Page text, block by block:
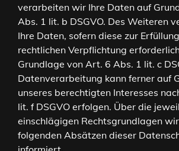
verarbeiten wir Ihre Daten auf
Abs. 1 lit. b DSGVO. Des Weiteren
Ihre Daten, sofern diese zur
rechtlichen Verpflichtung
Grundlage von Art. 6 Abs. 1 lit. c
Datenverarbeitung kann ferner auf
unseres berechtigten Interesses
lit. f DSGVO erfolgen. Über die
einschlägigen Rechtsgrundlagen
folgenden Absätzen dieser